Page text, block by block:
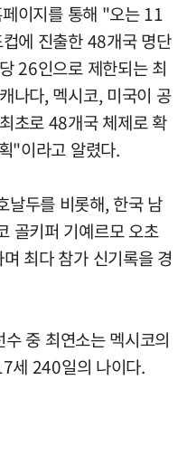
이지를 통해 "오는 11
에 진출한 48개국 명단
26인으로 제한되는 최
나다, 멕시코, 미국이 공
초로 48개국 체제로 확
"이라고 알렸다.
날두를 비롯해, 한국 남
골키퍼 기예르모 오초
최다 참가 신기록을 경
중 최연소는 멕시코의
세 240일의 나이다.